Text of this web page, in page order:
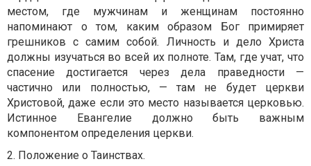
местом, где мужчинам и женщинам постоянно
напоминают о том, каким образом Бог примиряет
грешников с самим собой. Личность и дело Христа
должны изучаться во всей их полноте. Там, где учат, что
спасение достигается через дела праведности —
частично или полностью, — там не будет церкви
Христовой, даже если это место называется церковью.
Истинное Евангелие должно быть важным
компонентом определения церкви.
2. Положение о Таинствах.